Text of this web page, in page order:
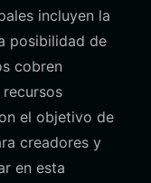
incluyen la
posibilidad de
cobren
el objetivo de
creadores y
en esta